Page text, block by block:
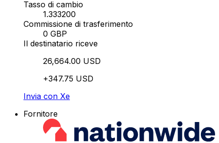
Tasso di cambio
1.333200
Commissione di trasferimento
0 GBP
Il destinatario riceve
26,664.00 USD
+347.75 USD
Invia con Xe
Fornitore